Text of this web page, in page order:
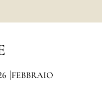
FEBBRAIO